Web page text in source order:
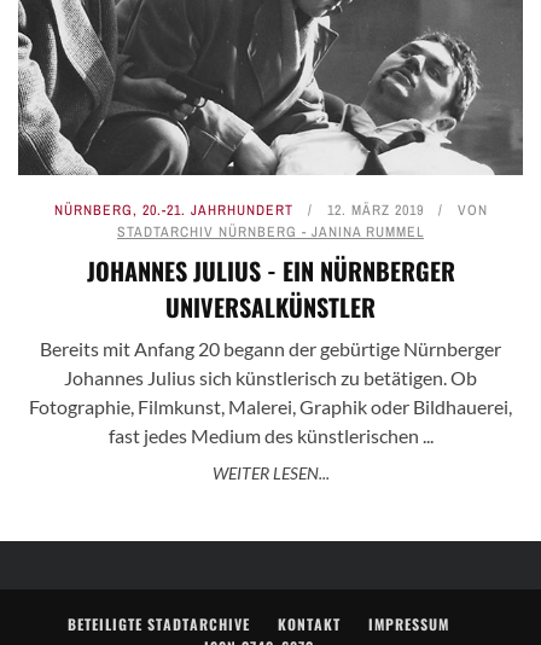
NÜRNBERG, 20.-21. JAHRHUNDERT 12. MÄRZ 2019
VON
STADTARCHIV NÜRNBERG - JANINA RUMMEL
JOHANNES JULIUS - EIN NÜRNBERGER
UNIVERSALKÜNSTLER
Bereits mit Anfang 20 begann der gebürtige Nürnberger
Johannes Julius sich künstlerisch zu betätigen. Ob
Fotographie, Filmkunst, Malerei, Graphik oder Bildhauerei,
fast jedes Medium des künstlerischen ...
WEITER LESEN...
BETEILIGTE STADTARCHIVE KONTAKT
IMPRESSUM